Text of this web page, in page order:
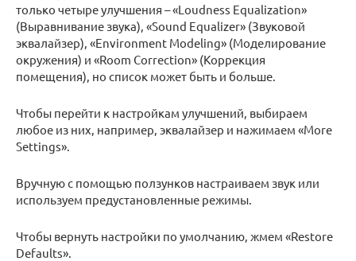
только четыре улучшения – «Loudness Equalization»
(Выравнивание звука), «Sound Equalizer» (Звуковой
эквалайзер), «Environment Modeling» (Моделирование
окружения) и «Room Correction» (Коррекция
помещения), но список может быть и больше.
Чтобы перейти к настройкам улучшений, выбираем
любое из них, например, эквалайзер и нажимаем «More
Settings».
Вручную с помощью ползунков настраиваем звук или
используем предустановленные режимы.
Чтобы вернуть настройки по умолчанию, жмем «Restore
Defaults».